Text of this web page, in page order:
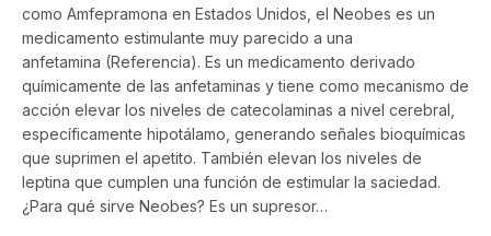
como Amfepramona en Estados Unidos, el Neobes es un
medicamento estimulante muy parecido a una
anfetamina (Referencia). Es un medicamento derivado
químicamente de las anfetaminas y tiene como mecanismo de
acción elevar los niveles de catecolaminas a nivel cerebral,
específicamente hipotálamo, generando señales bioquímicas
que suprimen el apetito. También elevan los niveles de
leptina que cumplen una función de estimular la saciedad.
¿Para qué sirve Neobes? Es un supresor…